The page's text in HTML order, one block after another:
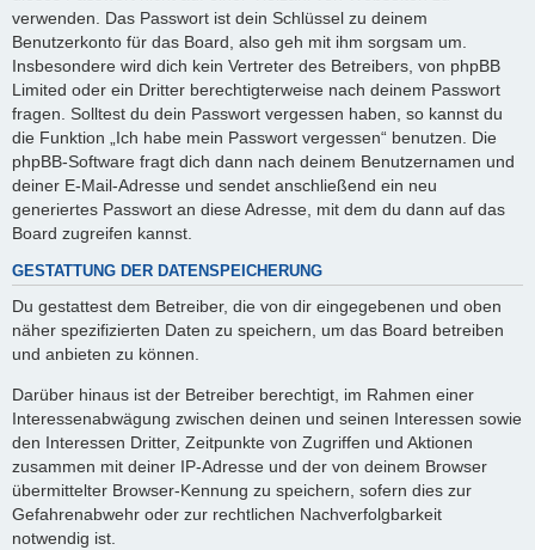
verwenden. Das Passwort ist dein Schlüssel zu deinem
Benutzerkonto für das Board, also geh mit ihm sorgsam um.
Insbesondere wird dich kein Vertreter des Betreibers, von phpBB
Limited oder ein Dritter berechtigterweise nach deinem Passwort
fragen. Solltest du dein Passwort vergessen haben, so kannst du
die Funktion „Ich habe mein Passwort vergessen“ benutzen. Die
phpBB-Software fragt dich dann nach deinem Benutzernamen und
deiner E-Mail-Adresse und sendet anschließend ein neu
generiertes Passwort an diese Adresse, mit dem du dann auf das
Board zugreifen kannst.
GESTATTUNG DER DATENSPEICHERUNG
Du gestattest dem Betreiber, die von dir eingegebenen und oben
näher spezifizierten Daten zu speichern, um das Board betreiben
und anbieten zu können.
Darüber hinaus ist der Betreiber berechtigt, im Rahmen einer
Interessenabwägung zwischen deinen und seinen Interessen sowie
den Interessen Dritter, Zeitpunkte von Zugriffen und Aktionen
zusammen mit deiner IP-Adresse und der von deinem Browser
übermittelter Browser-Kennung zu speichern, sofern dies zur
Gefahrenabwehr oder zur rechtlichen Nachverfolgbarkeit
notwendig ist.